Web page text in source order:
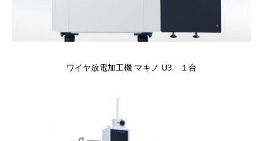
ワイヤ放電加工機 マキノ U3 １台